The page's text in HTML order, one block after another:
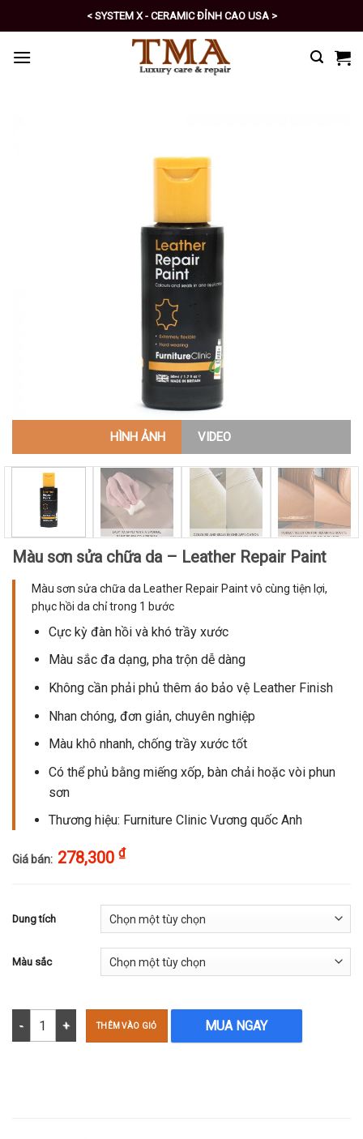
to
content
< SYSTEM X - CERAMIC ĐỈNH CAO USA >
< PRO - TỰ CHĂM SÓC XE SỐ 1 >
HÌNH ẢNH VIDEO
Màu sơn sửa chữa da – Leather Repair Paint
Màu sơn sửa chữa da Leather Repair Paint vô cùng tiện lợi,
phục hồi da chỉ trong 1 bước
Cực kỳ đàn hồi và khó trầy xước
Màu sắc đa dạng, pha trộn dễ dàng
Không cần phải phủ thêm áo bảo vệ Leather Finish
Nhan chóng, đơn giản, chuyên nghiệp
Màu khô nhanh, chống trầy xước tốt
Có thể phủ bằng miếng xốp, bàn chải hoặc vòi phun
sơn
Thương hiệu: Furniture Clinic Vương quốc Anh
Giá bán: 278,300 ₫
Dung tích
Màu sắc
Màu sơn sửa chữa da - Leather Repair Paint số lượng
THÊM VÀO GIỎ MUA NGAY